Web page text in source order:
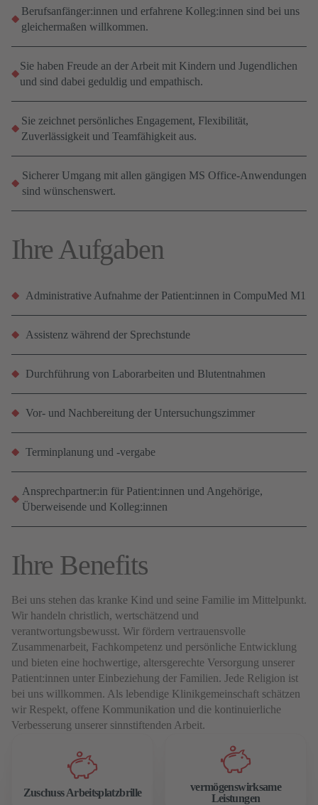
Berufsanfänger:innen und erfahrene Kolleg:innen sind bei uns
gleichermaßen willkommen.
Sie haben Freude an der Arbeit mit Kindern und Jugendlichen
und sind dabei geduldig und empathisch.
Sie zeichnet persönliches Engagement, Flexibilität,
Zuverlässigkeit und Teamfähigkeit aus.
Sicherer Umgang mit allen gängigen MS Office-Anwendungen
sind wünschenswert.
Ihre Aufgaben
Administrative Aufnahme der Patient:innen in CompuMed M1
Assistenz während der Sprechstunde
Durchführung von Laborarbeiten und Blutentnahmen
Vor- und Nachbereitung der Untersuchungszimmer
Terminplanung und -vergabe
Ansprechpartner:in für Patient:innen und Angehörige,
Überweisende und Kolleg:innen
Ihre Benefits
Bei uns stehen das kranke Kind und seine Familie im Mittelpunkt.
Wir handeln christlich, wertschätzend und
verantwortungsbewusst. Wir fördern vertrauensvolle
Zusammenarbeit, Fachkompetenz und persönliche Entwicklung
und bieten eine hochwertige, altersgerechte Versorgung unserer
Patient:innen unter Einbeziehung der Familien. Jede Religion ist
bei uns willkommen. Als lebendige Klinikgemeinschaft schätzen
wir Respekt, offene Kommunikation und die kontinuierliche
Verbesserung unserer sinnstiftenden Arbeit.
Zuschuss Arbeitsplatzbrille
vermögenswirksame
Leistungen